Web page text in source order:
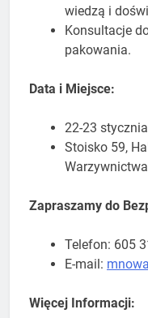
wiedzą i
Konsultacje
pakowania.
Data i Miejsce:
22-23
Stoisko 59,
Zapraszamy do
Telefon: 605
E-mail:
Więcej Informacji: